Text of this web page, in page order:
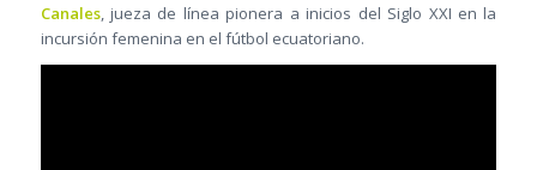
Canales, jueza de línea pionera a inicios del Siglo XXI en la
incursión femenina en el fútbol ecuatoriano.